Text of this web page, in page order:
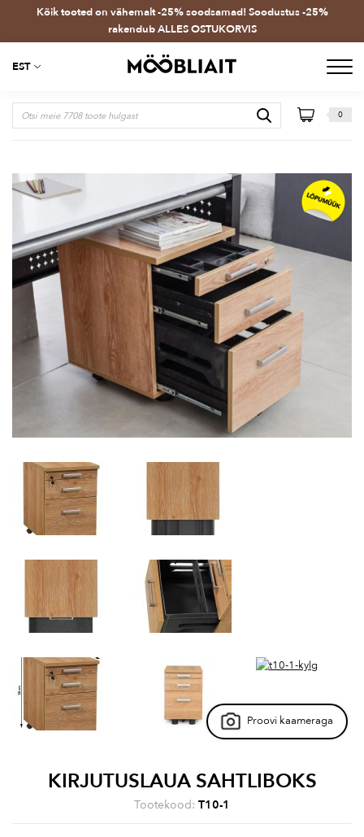
Kõik tooted on vähemalt -25% soodsamad! Soodustus -25%
rakendub ALLES OSTUKORVIS
EST
0
Proovi kaameraga
KIRJUTUSLAUA SAHTLIBOKS
Tootekood: T10-1